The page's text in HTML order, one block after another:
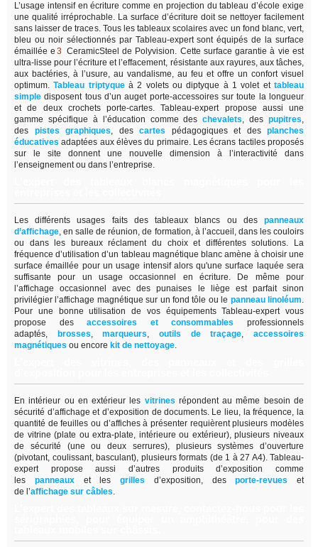
L’usage intensif en écriture comme en projection du tableau d’école exige
une qualité irréprochable. La surface d’écriture doit se nettoyer facilement
sans laisser de traces. Tous les tableaux scolaires avec un fond blanc, vert,
bleu ou noir sélectionnés par Tableau-expert sont équipés de la surface
émaillée e 3 CeramicSteel de Polyvision. Cette surface garantie à vie est
ultra-lisse pour l’écriture et l’effacement, résistante aux rayures, aux tâches,
aux bactéries, à l’usure, au vandalisme, au feu et offre un confort visuel
optimum. Tableau triptyque à 2 volets ou diptyque à 1 volet et tableau
simple disposent tous d’un auget porte-accessoires sur toute la longueur
et de deux crochets porte-cartes. Tableau-expert propose aussi une
gamme spécifique à l’éducation comme des chevalets, des pupitres,
des
pistes graphiques, des cartes pédagogiques et des
planches
éducatives adaptées aux élèves du primaire. Les écrans tactiles proposés
sur le site donnent une nouvelle dimension à l’interactivité dans
l’enseignement ou dans l’entreprise.
Les différents usages faits des tableaux blancs ou des
panneaux
d’affichage, en salle de réunion, de formation, à l’accueil, dans les couloirs
ou dans les bureaux réclament du choix et différentes solutions. La
fréquence d’utilisation d’un tableau magnétique blanc amène à choisir une
surface émaillée pour un usage intensif alors qu'une surface laquée sera
suffisante pour un usage occasionnel en écriture. De même pour
l’affichage occasionnel avec des punaises le liège est parfait sinon
privilégier l’affichage magnétique sur un fond tôle ou le panneau linoléum.
Pour une bonne utilisation de vos équipements Tableau-expert vous
propose des
accessoires et consommables
professionnels
adaptés,
brosses, marqueurs, outils de traçage,accessoires
magnétiques ou encore kit de nettoyage.
En intérieur ou en extérieur les vitrines répondent au même besoin de
sécurité d’affichage et d’exposition de documents. Le lieu, la fréquence, la
quantité de feuilles ou d’affiches à présenter requièrent plusieurs modèles
de vitrine (plate ou extra-plate, intérieure ou extérieur), plusieurs niveaux
de sécurité (une ou deux serrures), plusieurs systèmes d’ouverture
(pivotant, coulissant, basculant), plusieurs formats (de 1 à 27 A4). Tableau-
expert propose aussi d’autres produits d’exposition comme
les
panneaux et les grilles d’exposition, des porte-revues
et
de l’affichage sur câbles.